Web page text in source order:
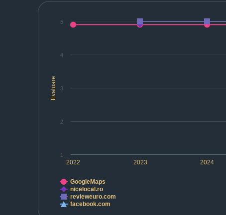
Evaluare
2022 2023 2024
1
2
3
4
5
GoogleMaps
nicelocal.ro
revieweuro.com
facebook.com